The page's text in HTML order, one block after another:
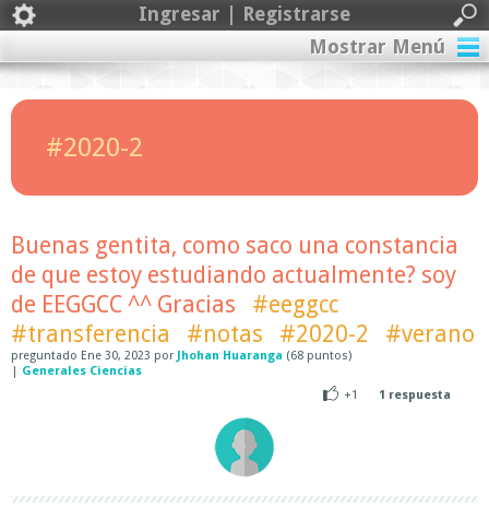
Ingresar | Registrarse
Mostrar Menú
#2020-2
Buenas gentita, como saco una constancia
de que estoy estudiando actualmente? soy
de EEGGCC ^^ Gracias
#eeggcc
#transferencia
#notas #2020-2 #verano
preguntado Ene 30, 2023 por Jhohan Huaranga (68 puntos)
| Generales Ciencias
+1
1 respuesta